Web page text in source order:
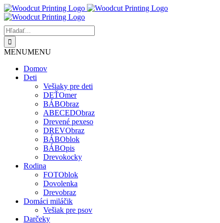
Skip
to
content
Hľadať:
MENUMENU
Domov
Deti
Vešiaky pre deti
DEŤOmer
BÁBObraz
ABECEDObraz
Drevené pexeso
DREVObraz
BÁBOblok
BÁBOpis
Drevokocky
Rodina
FOTOblok
Dovolenka
Drevobraz
Domáci miláčik
Vešiak pre psov
Darčeky